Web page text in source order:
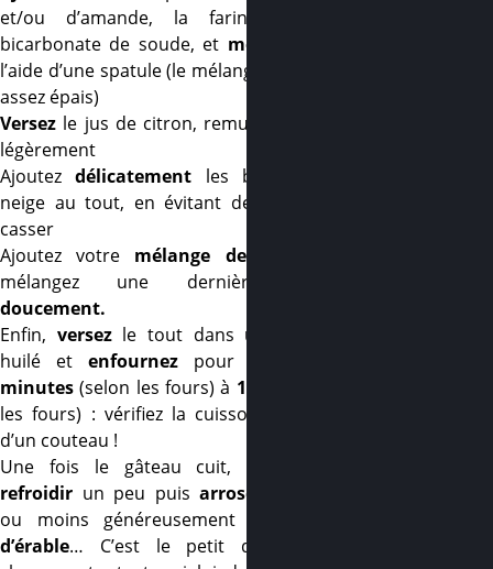
et/ou d’amande, la farine et le
bicarbonate de soude, et mélangez
l’aide d’une spatule (le mélange devient
assez épais)
Versez le jus de citron, remuez le tout
légèrement
Ajoutezdélicatement les blancs en
neige au tout, en évitant de trop les
casser
Ajoutez votre mélange de noix
mélangez une dernière fois,
doucement.
Enfin, versezle tout dans un moule
huilé et enfournezpour
minutes(selon les fours) à 180°
les fours) : vérifiez la cuisson à l’aide
d’un couteau !
Une fois le gâteau cuit, laissez le
refroidir un peu puisarrosez-le
ou moins généreusement de
d’érable… C’est le petit détail qui